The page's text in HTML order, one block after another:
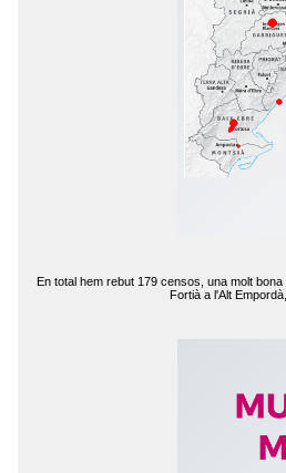
En total hem rebut 179 censos, una molt
Fortià a l'Alt